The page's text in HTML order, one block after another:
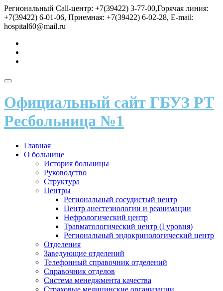
Перейти
к
содержимому
Региональный Call-центр: +7(39422) 3-77-00,Горячая линия:
+7(39422) 6-01-06, Приемная: +7(39422) 6-02-28, E-mail:
hospital60@mail.ru
Показать/
навигацию
Официальный сайт ГБУЗ РТ
Ресбольница №1
Главная
О больнице
История больницы
Руководство
Структура
Центры
Региональный сосудистый центр
Центр анестезиологии и реанимации
Нефрологический центр
Травматологический центр (I уровня)
Региональный эндокринологический центр
Отделения
Заведующие отделений
Телефонный справочник отделений
Справочник отделов
Система менеджмента качества
Страховые медицинские организации